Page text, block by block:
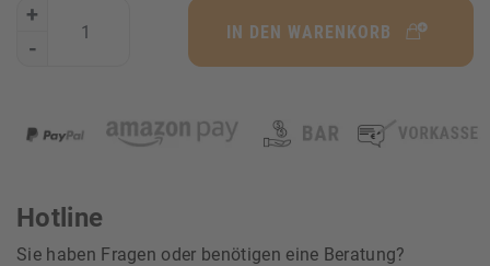
+
-
IN DEN WARENKORB
Hotline
Sie haben Fragen oder benötigen eine Beratung?